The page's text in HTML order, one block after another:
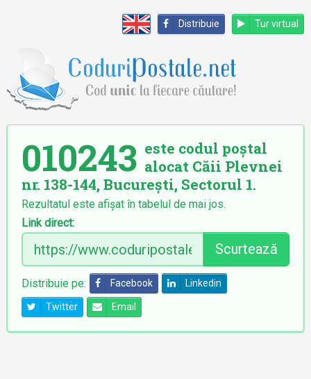
Distribuie Tur virtual
010243 este codul poștal
alocat Căii Plevnei
nr. 138-144, București, Sectorul 1.
Rezultatul este afișat în tabelul de mai jos.
Link direct:
Scurtează
Distribuie pe: Facebook Linkedin
Twitter Email